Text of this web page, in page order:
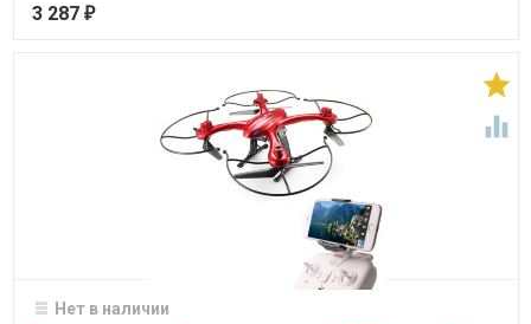
3 287 ₽


Нет в наличии